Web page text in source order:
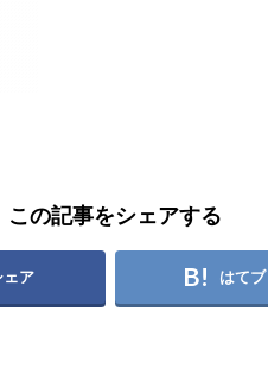
この記事をシェアする
ェア はてブ